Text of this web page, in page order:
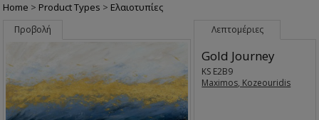
Home > Product Types > Ελαιοτυπίες
Προβολή Λεπτομέριες
Gold Journey
KS E2B9
Maximos, Kozeouridis